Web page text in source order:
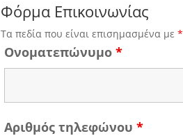
Φόρμα Επικοινωνίας
Τα πεδία που είναι επισημασμένα με*
Ονοματεπώνυμο*
Αριθμός τηλεφώνου*